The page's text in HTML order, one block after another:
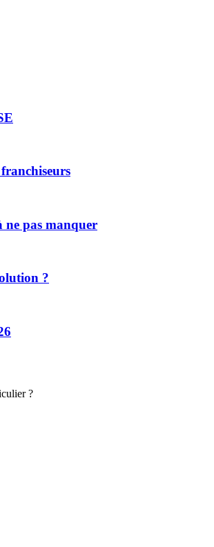
ne pas manquer
?
?